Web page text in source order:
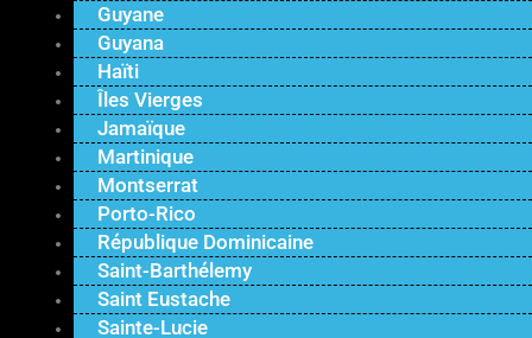
Guyane
Guyana
Haïti
Îles Vierges
Jamaïque
Martinique
Montserrat
Porto-Rico
République Dominicaine
Saint-Barthélemy
Saint Eustache
Sainte-Lucie